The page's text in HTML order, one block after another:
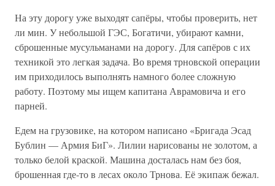
На эту дорогу уже выходят сапёры, чтобы проверить, нет
ли мин. У небольшой ГЭС, Богатичи, убирают камни,
сброшенные мусульманами на дорогу. Для сапёров с их
техникой это легкая задача. Во время трновской операции
им приходилось выполнять намного более сложную
работу. Поэтому мы ищем капитана Аврамовича и его
парней.
Едем на грузовике, на котором написано «Бригада Эсад
Бублин — Армия БиГ». Лилии нарисованы не золотом, а
только белой краской. Машина досталась нам без боя,
брошенная где-то в лесах около Трнова. Её экипаж бежал.